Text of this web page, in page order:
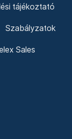
tájékoztató
Szabályzatok
Sales